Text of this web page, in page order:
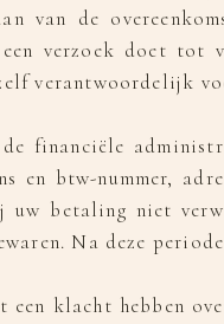
van de
verzoek doet tot
verantwoordelijk
financiële
en btw-nummer,
uw betaling niet
Na deze
een klacht hebben